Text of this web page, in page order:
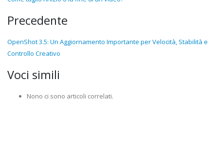
Precedente
OpenShot 3.5: Un Aggiornamento Importante per Velocità, Stabilità e
Controllo Creativo
Voci simili
Nono ci sono articoli correlati.